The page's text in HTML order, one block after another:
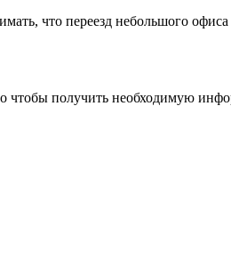
что переезд небольшого
чтобы получить необходимую